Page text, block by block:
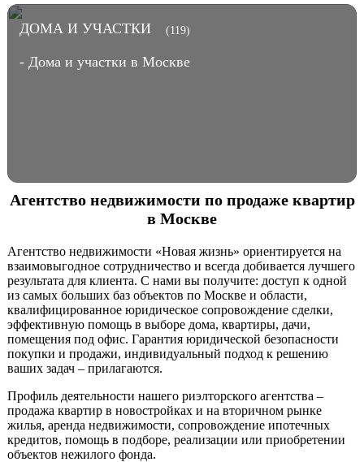
(119)
ДОМА И УЧАСТКИ
- Дома и участки в Москве
Агентство недвижимости по продаже квартир
в Москве
Агентство недвижимости «Новая жизнь» ориентируется на
взаимовыгодное сотрудничество и всегда добивается лучшего
результата для клиента. С нами вы получите: доступ к одной
из самых больших баз объектов по Москве и области,
квалифицированное юридическое сопровождение сделки,
эффективную помощь в выборе дома, квартиры, дачи,
помещения под офис. Гарантия юридической безопасности
покупки и продажи, индивидуальный подход к решению
ваших задач – прилагаются.
Профиль деятельности нашего риэлторского агентства –
продажа квартир в новостройках и на вторичном рынке
жилья, аренда недвижимости, сопровождение ипотечных
кредитов, помощь в подборе, реализации или приобретении
объектов нежилого фонда.